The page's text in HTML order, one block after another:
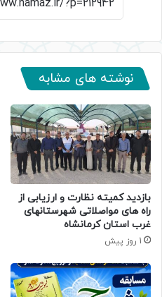
نوشته های مشابه
بازدید کمیته نظارت و ارزیابی از
راه های مواصلاتی شهرستانهای
غرب استان کرمانشاه
1 روز پیش